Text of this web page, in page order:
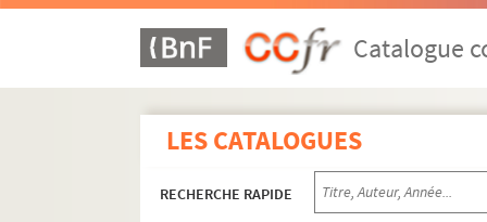
Catalogue
LES CATALOGUES
RECHERCHE RAPIDE